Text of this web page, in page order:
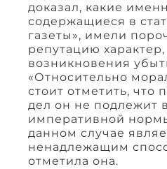
доказал, какие
содержащиеся в
газеты», имели
репутацию
возникновения
«Относительно
стоит отметить, что
дел он не подлежит
императивной
данном случае
ненадлежащим
отметила она.